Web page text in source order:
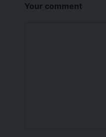
Your comment